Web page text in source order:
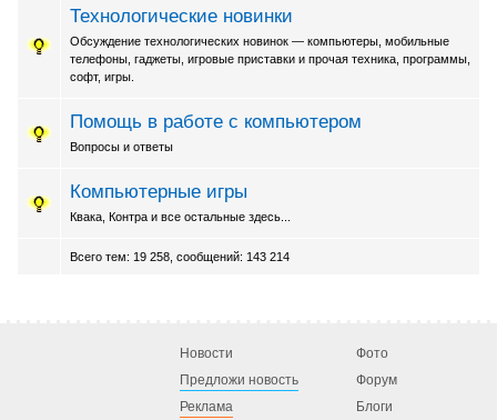
Технологические новинки
Обсуждение технологических новинок — компьютеры, мобильные
телефоны, гаджеты, игровые приставки и прочая техника, программы,
софт, игры.
Помощь в работе с компьютером
Вопросы и ответы
Компьютерные игры
Квака, Контра и все остальные здесь...
Всего тем: 19 258, сообщений: 143 214
Новости
Предложи новость
Реклама
Фото
Форум
Блоги